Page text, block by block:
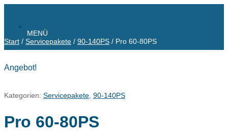
Start / Service­pakete / 90-140PS / Pro 60-80PS
Angebot!
Kategorien: Service­pakete 90-140PS
Pro 60-80PS